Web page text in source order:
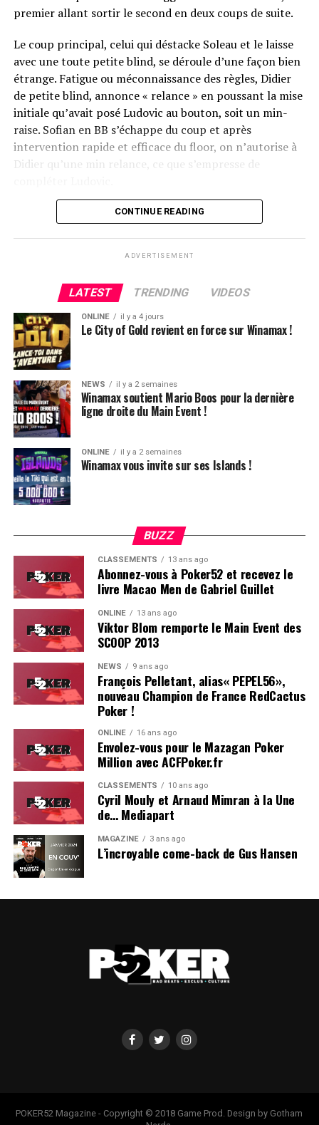
premier allant sortir le second en deux coups de suite.
Le coup principal, celui qui déstacke Soleau et le laisse
avec une toute petite blind, se déroule d’une façon bien
étrange. Fatigue ou méconnaissance des règles, Didier
de petite blind, annonce « relance » en poussant la mise
initiale qu’avait posé Ludovic au bouton, soit un min-
raise. Sofian en BB s’échappe du coup et après
intervention rapide et efficace du floor, on n’autorise à
Didier qu’une min relance, ce que s’empresse de
Flop QJ4. All-in de Ludovic et insta call de Logghe, avec
peine une BB, qu’il perdra le coup suivant contre le
même adversaire.
Ludovic Soleau sort donc à la troisième place, pour un
joli gain de 15720€ !
Place au heads-up final.
Soleau à gauche, sorti par Logghe au centre
CONTINUE READING
ADVERTISEMENT
LATEST TRENDING VIDEOS
ONLINE il y a 4 jours
Le City of Gold revient en force sur Winamax !
NEWS il y a 2 semaines
Winamax soutient Mario Boos pour la dernière
ligne droite du Main Event !
ONLINE il y a 2 semaines
Winamax vous invite sur ses Islands !
BUZZ
CLASSEMENTS 13 ans ago
Abonnez-vous à Poker52 et recevez le
livre Macao Men de Gabriel Guillet
ONLINE 13 ans ago
Viktor Blom remporte le Main Event des
SCOOP 2013
NEWS 9 ans ago
François Pelletant, alias« PEPEL56»,
nouveau Champion de France RedCactus
Poker !
ONLINE 16 ans ago
Envolez-vous pour le Mazagan Poker
Million avec ACFPoker.fr
CLASSEMENTS 10 ans ago
Cyril Mouly et Arnaud Mimran à la Une
de… Mediapart
MAGAZINE 3 ans ago
L’incroyable come-back de Gus Hansen
POKER52 Magazine - Copyright © 2018 Game Prod. Design by Gotham